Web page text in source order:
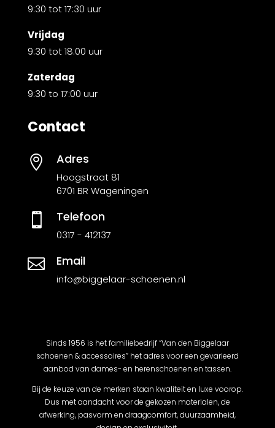
9:30 tot 17:30 uur
Vrijdag
9:30 tot 18:00 uur
Zaterdag
9:30 to 17:00 uur
Contact
 Adres
Hoogstraat 81
6701 BR Wageningen
 Telefoon
0317 - 412137
 Email
info@biggelaar-schoenen.nl
Sinds 1956 is het familiebedrijf “Van den Biggelaar
schoenen & accessoires” het adres voor een gevarieerd
aanbod van dames- en herenschoenen en tassen.
Bij de keuze van de merken staan kwaliteit en luxe voorop.
Dus met aandacht voor de gekozen materialen, de
afwerking, pasvorm en draagcomfort, duurzaamheid,